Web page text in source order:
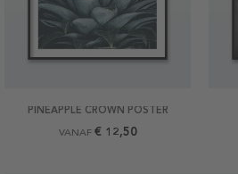
PINEAPPLE CROWN POSTER
VANAF € 12,50